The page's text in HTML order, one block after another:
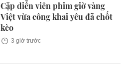
Cặp diễn viên phim giờ vàng
Việt vừa công khai yêu đã chốt
kèo
3 giờ trước